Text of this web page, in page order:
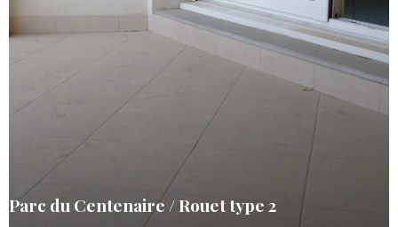
Parc du Centenaire / Rouet type 2